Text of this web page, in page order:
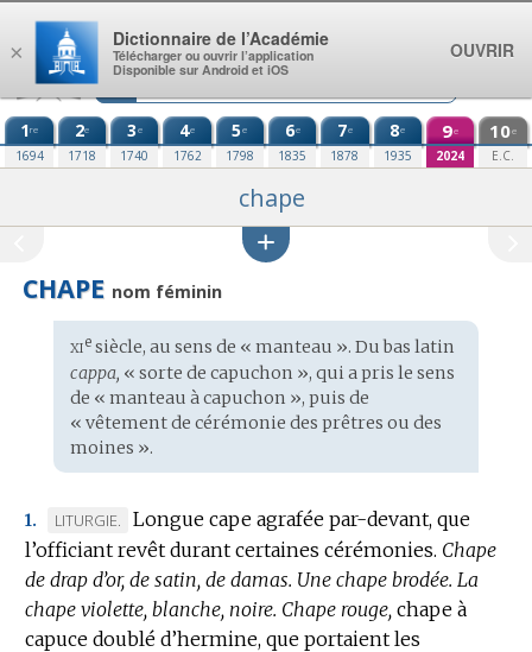
Aller au contenu
1re
1694
2e
1718
3e
1740
4e
1762
5e
1798
6e
1835
7e
1878
8e
1935
9e
2024
10e
E.C.
chape
CHAPE nom féminin
Étymologie
:
xiesiècle, au sens de « manteau ». Dubas latin
cappa, « sorte de capuchon », qui a pris le sens
de « manteau à capuchon », puis de
« vêtement de cérémonie des prêtres ou des
moines ».
1.
MARQUE
DE
DOMAINE
:
LITURGIE.
Longue cape agrafée par-devant, que
l’officiant revêt durant certaines cérémonies. Chape
de drap d’or, de satin, de damas. Une chape brodée. La
chape violette, blanche, noire. Chape rouge, chape à
capuce doublé d’hermine, que portaient les
×
Dictionnaire de l’Académie
Télécharger ou ouvrir l’application
Disponible sur Android et iOS
OUVRIR